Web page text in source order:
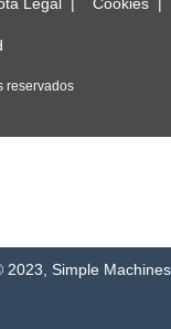
Legal Cookies
reservados
2023 Simple Machines